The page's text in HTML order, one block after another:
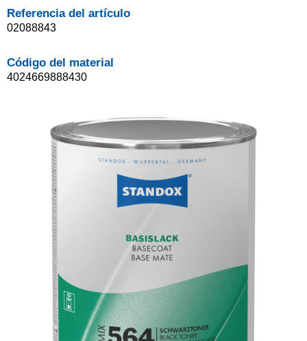
Referencia del artículo
02088843
Código del material
4024669888430